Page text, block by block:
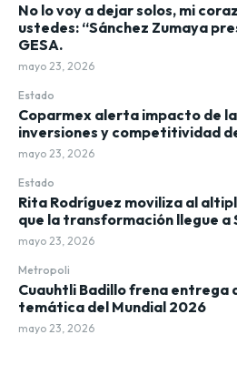
No lo voy a dejar solos, mi
ustedes: “Sánchez Zumaya
GESA.
mayo 23, 2026
Estado
Coparmex alerta impacto de
inversiones y competitividad
mayo 23, 2026
Estado
Rita Rodríguez moviliza al
que la transformación llegue a
mayo 23, 2026
Metropoli
Cuauhtli Badillo frena entrega
temática del Mundial 2026
mayo 23, 2026